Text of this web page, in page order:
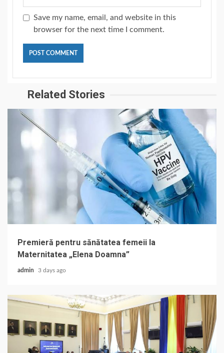
Save my name, email, and website in this
browser for the next time I comment.
Related Stories
Premieră pentru sănătatea femeii la
Maternitatea „Elena Doamna”
admin 3 days ago